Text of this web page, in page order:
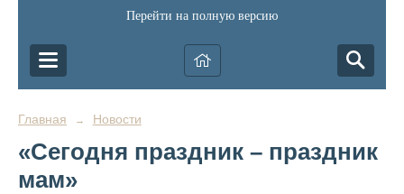
Перейти на полную версию
Главная → Новости
«Сегодня праздник – праздник
мам»